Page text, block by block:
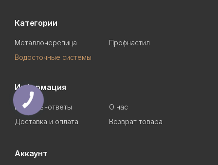
Категории
Металлочерепица
Профнастил
Водосточные системы
Информация
Вопросы-ответы
О нас
Доставка и оплата
Возврат товара
Аккаунт